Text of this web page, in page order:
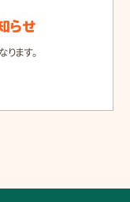
らせ
ます。